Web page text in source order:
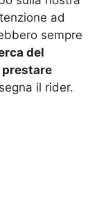
ad
sempre
del
prestare
il rider.